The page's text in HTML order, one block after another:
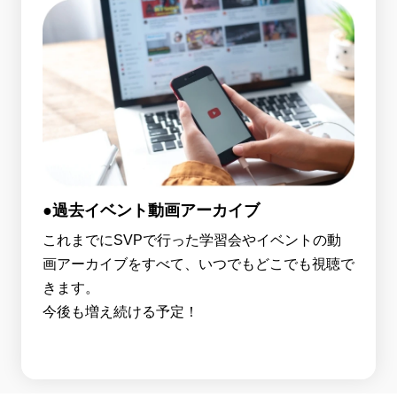
●過去イベント動画アーカイブ
これまでにSVPで行った学習会やイベントの動
画アーカイブをすべて、いつでもどこでも視聴で
きます。
今後も増え続ける予定！